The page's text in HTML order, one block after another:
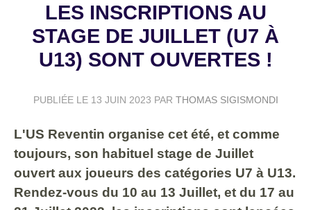
LES INSCRIPTIONS AU
STAGE DE JUILLET (U7 À
U13) SONT OUVERTES !
PUBLIÉE LE 13 JUIN 2023 PAR THOMAS SIGISMONDI
L'US Reventin organise cet été, et comme
toujours, son habituel stage de Juillet
ouvert aux joueurs des catégories U7 à U13.
Rendez-vous du 10 au 13 Juillet, et du 17 au